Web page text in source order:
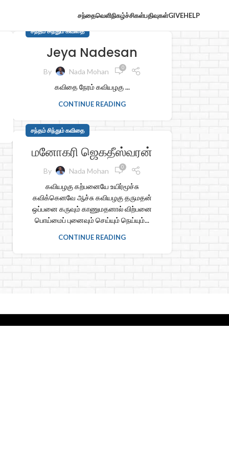
சந்தைவெளிநிகழ்ச்சிகள்பதிவுகள்GIVEHELP
சந்தம் சிந்தும் கவிதை
Jeya Nadesan
By Nada Mohan 0
கவிதை நேரம் கவியழகு ...
CONTINUE READING
சந்தம் சிந்தும் கவிதை
மனோகரி ஜெகதீஸ்வரன்
By Nada Mohan 0
கவியழகு கற்பனையே உயிர்மூச்சு
கவிக்கெனவே ஆச்சு கவியழகு தருமதன்
ஒப்பனை கருவும் காணுமதனால் விற்பனை
பொய்மைப் புனைவும் செய்யும் நெய்யும்...
CONTINUE READING